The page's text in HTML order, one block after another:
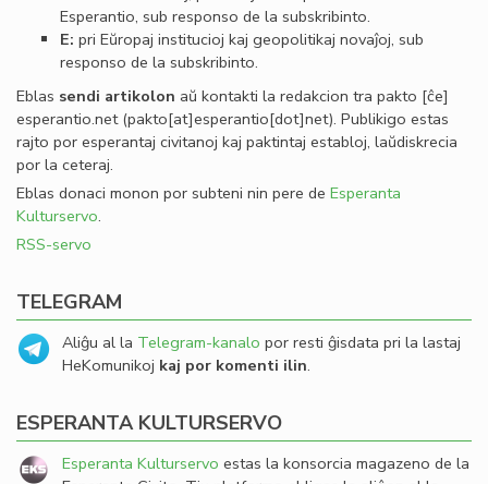
Esperantio, sub responso de la subskribinto.
E: pri Eŭropaj institucioj kaj geopolitikaj novaĵoj, sub
responso de la subskribinto.
Eblas sendi artikolon aŭ kontakti la redakcion tra pakto [ĉe]
esperantio.net(pakto[at]esperantio[dot]net). Publikigo estas
rajto por esperantaj civitanoj kaj paktintaj establoj, laŭdiskrecia
por la ceteraj.
Eblas donaci monon por subteni nin pere de Esperanta
Kulturservo.
RSS-servo
TELEGRAM
Aliĝu al la Telegram-kanalo por resti ĝisdata pri la lastaj
HeKomunikoj kaj por komenti ilin.
ESPERANTA KULTURSERVO
Esperanta Kulturservo estas la konsorcia magazeno de la